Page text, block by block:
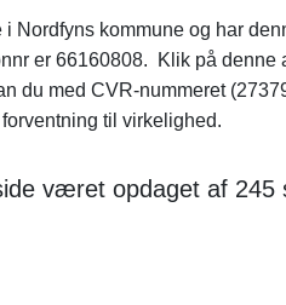
Nordfyns kommune og har
er 66160808. Klik på denne
du med CVR-nummeret
til virkelighed.
været opdaget af